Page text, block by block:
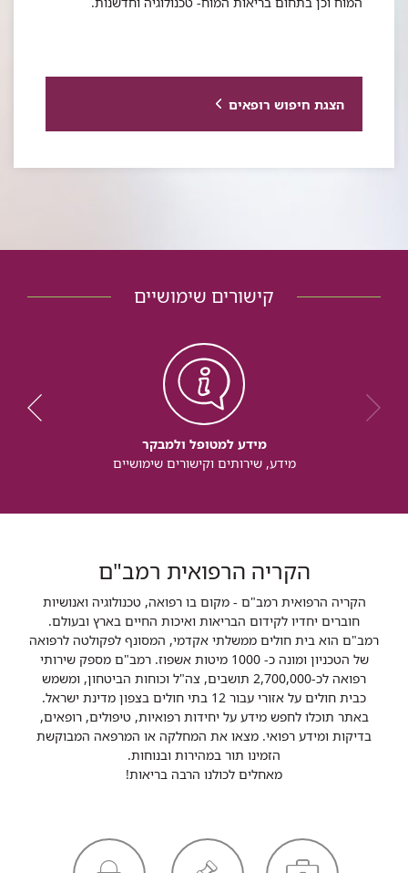
הצגת חיפוש רופאים
קישורים שימושיים
מידע למטופל ולמבקר
מידע, שירותים וקישורים שימושיים
הקריה הרפואית רמב"ם
הקריה הרפואית רמב"ם - מקום בו רפואה, טכנולוגיה ואנושיות
חוברים יחדיו לקידום הבריאות ואיכות החיים בארץ ובעולם.
רמב"ם הוא בית חולים ממשלתי אקדמי, המסונף לפקולטה לרפואה
של הטכניון ומונה כ- 1000 מיטות אשפוז. רמב"ם מספק שירותי
רפואה לכ-2,700,000 תושבים, צה"ל וכוחות הביטחון, ומשמש
כבית חולים על אזורי עבור 12 בתי חולים בצפון מדינת ישראל.
באתר תוכלו לחפש מידע על יחידות רפואיות, טיפולים, רופאים,
בדיקות ומידע רפואי. מצאו את המחלקה או המרפאה המבוקשת
הזמינו תור במהירות ובנוחות.
מאחלים לכולנו הרבה בריאות!